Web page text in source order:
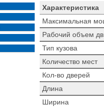
Характеристика
Максимальная
Рабочий объем
Тип кузова
Количество мест
Кол-во дверей
Длина
Ширина